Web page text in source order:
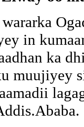
in
ka
muujiyey